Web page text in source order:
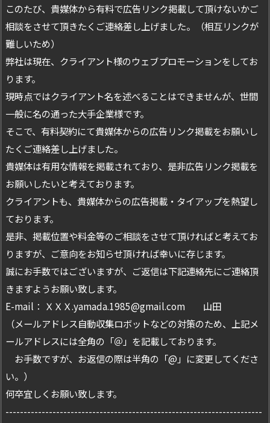
このたび、貴媒体から有料で広告リンク掲載して頂けないかご
相談をさせて頂きたくご連絡差し上げました。（相互リンクが
難しいため）
弊社は現在、クライアント様のウェブプロモーションをしてお
ります。
現時点ではクライアント名を述べることはできませんが、世間
一般に名の通った大手企業様です。
そこで、有料契約にて貴媒体からの広告リンク掲載をお願いし
たくご連絡差し上げました。
貴媒体は有用な情報を掲載されており、是非広告リンク掲載を
お願いしたいと考えております。
クライアントも、貴媒体からの広告掲載・タイアップを熱望し
ております。
是非、掲載位置や料金等のご相談をさせて頂ければと考えてお
りますが、ご意向をお知らせ頂ければ幸いに存じます。
誠にお手数ではございますが、ご返信は下記連絡先にご連絡頂
きますようお願い致します。
E-mail： ＸＸＸ.yamada.1985@gmail.com 山田
（メールアドレス自動収集ロボットなどの対策のため、上記メ
ールアドレスには全角の「＠」を記載しております。
お手数ですが、お返信の際は半角の「@」に変更してくださ
い。）
何卒宜しくお願い致します。
-----------------------------------------------------------------------